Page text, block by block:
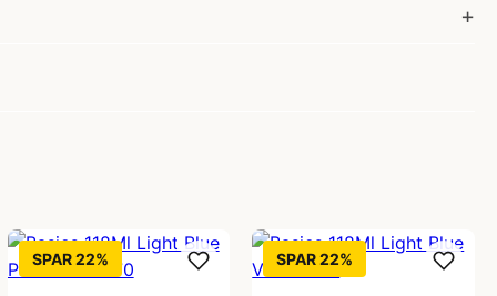
SPAR 22% SPAR 22%